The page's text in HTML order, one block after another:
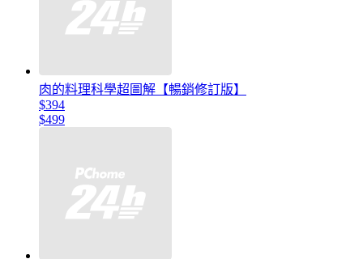
肉的料理科學超圖解【暢銷修訂版】
$394
$499